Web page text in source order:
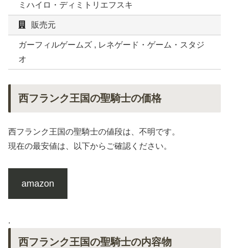
ミハイロ・ディミトリエフスキ
販売元
ガーフィルゲームズ , レネゲード・ゲーム・スタジ
オ
西フランク王国の聖騎士の価格
西フランク王国の聖騎士の値段は、不明です。
現在の最安値は、以下からご確認ください。
amazon
.
西フランク王国の聖騎士の内容物